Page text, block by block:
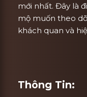
mới nhất. Đây là
mộ muốn theo
khách quan và
Thông Tin: